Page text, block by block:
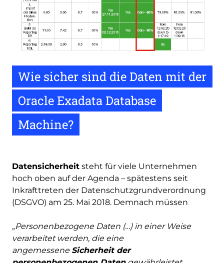
Wie sicher sind die Daten mit der
Oracle Exadata Database
Machine?
Datensicherheit steht für viele Unternehmen
hoch oben auf der Agenda – spätestens seit
Inkrafttreten der Datenschutzgrundverordnung
(DSGVO) am 25. Mai 2018. Demnach müssen
„Personenbezogene Daten (…) in einer Weise
verarbeitet werden, die eine
angemessene Sicherheit der